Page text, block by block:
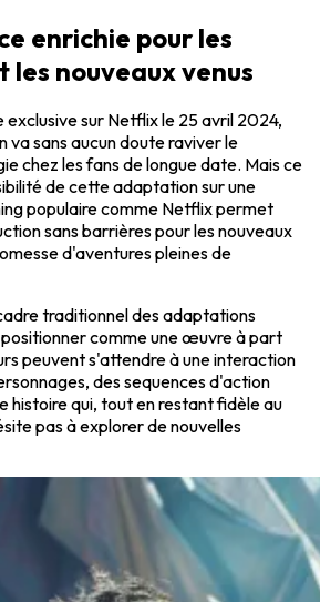
enrichie pour les
les nouveaux venus
exclusive sur Netflix le 25 avril 2024,
va sans aucun doute raviver le
chez les fans de longue date. Mais ce
de cette adaptation sur une
populaire comme Netflix permet
sans barrières pour les nouveaux
d'aventures pleines de
traditionnel des adaptations
comme une œuvre à part
peuvent s'attendre à une interaction
des sequences d'action
histoire qui, tout en restant fidèle au
pas à explorer de nouvelles